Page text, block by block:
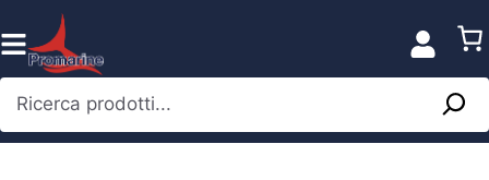
al
contenuto
Ricerca prodotti...